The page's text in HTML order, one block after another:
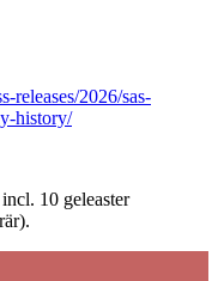
releases/2026/sas-
history/
10 geleaster